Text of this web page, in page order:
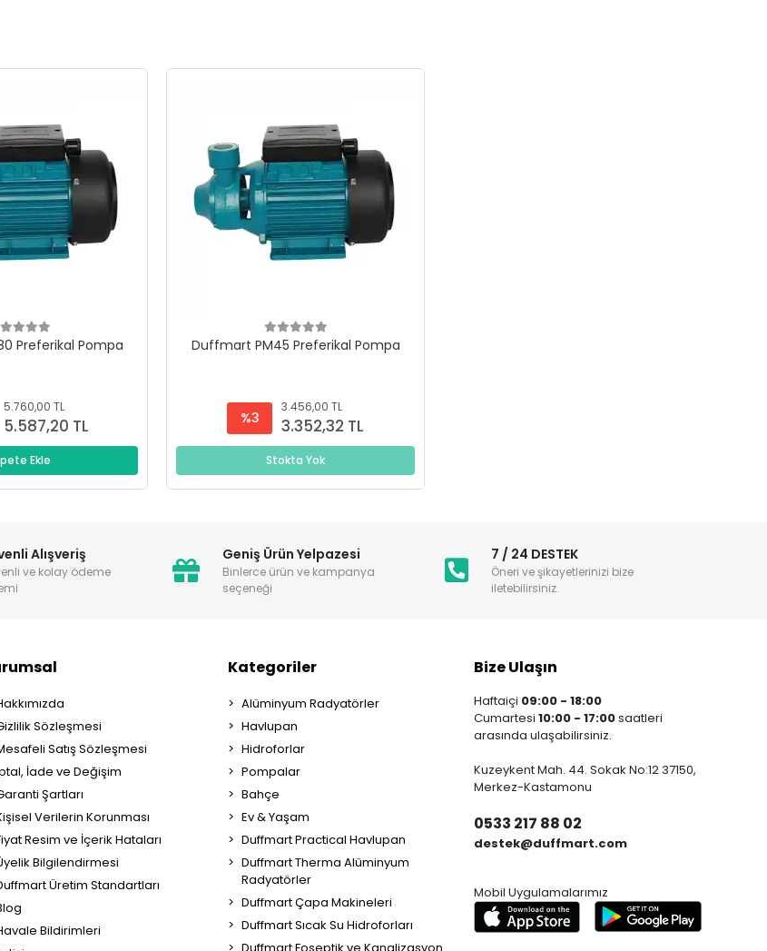
Preferikal Pompa
5.760,00 TL
5.587,20 TL
Ekle
Duffmart PM45 Preferikal Pompa
%3
3.456,00 TL
3.352,32 TL
Stokta Yok
Alışveriş
ve kolay ödeme
Geniş Ürün Yelpazesi
Binlerce ürün ve kampanya
seçeneği
7 / 24 DESTEK
Öneri ve şikayetlerinizi bize
iletebilirsiniz.
Sözleşmesi
Satış Sözleşmesi
İade ve Değişim
Şartları
Verilerin Korunması
Resim ve İçerik Hataları
Bilgilendirmesi
Üretim Standartları
Bildirimleri
Kategoriler
Alüminyum Radyatörler
Havlupan
Hidroforlar
Pompalar
Bahçe
Ev & Yaşam
Duffmart Practical Havlupan
Duffmart Therma Alüminyum
Radyatörler
Duffmart Çapa Makineleri
Duffmart Sıcak Su Hidroforları
Duffmart Foseptik ve Kanalizasyon
Bize Ulaşın
Haftaiçi 09:00 - 18:00
Cumartesi 10:00 - 17:00saatleri
arasında ulaşabilirsiniz.
Kuzeykent Mah. 44. Sokak No:12 37150,
Merkez-Kastamonu
0533 217 88 02
destek@duffmart.com
Mobil Uygulamalarımız